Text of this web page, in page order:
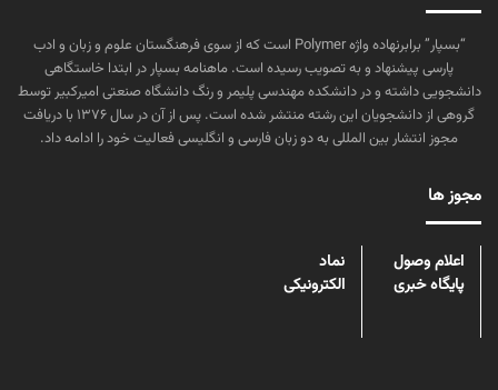
“بسپار” برابرنهاده واژه Polymer است که از سوی فرهنگستان علوم و زبان و ادب
پارسی پیشنهاد و به تصویب رسیده است. ماهنامه بسپار در ابتدا خاستگاهی
دانشجویی داشته و در دانشکده مهندسی پلیمر و رنگ دانشگاه صنعتی امیرکبیر توسط
گروهی از دانشجویان این رشته منتشر شده است. پس از آن در سال ۱۳۷۶ با دریافت
مجوز انتشار بین المللی به دو زبان فارسی و انگلیسی فعالیت خود را ادامه داد.
مجوز ها
اعلام وصول
پایگاه خبری
نماد
الکترونیکی